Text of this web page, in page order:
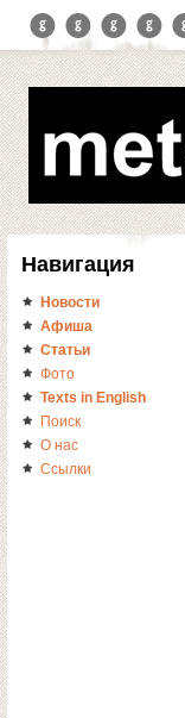
Навигация
Новости
Афиша
Статьи
Фото
Texts in English
Поиск
О нас
Ссылки